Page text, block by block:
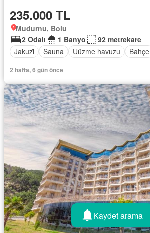
235.000 TL
Mudurnu, Bolu
2 Odalı
1 Banyo
92 metrekare
Jakuzi̇
Sauna Uüzme havuzu Bahçe
2 hafta, 6 gün önce
Kaydet arama